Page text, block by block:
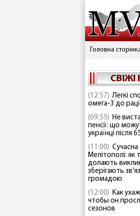
Головна
(12:57) Легкі
омега-3 до
(09:55) Не
пенсії: що
українці після
(11:00) Сучасна
Мелітополі: як
долають
зберігають
громадою
(12:00) Как
чтобы он
сезонов